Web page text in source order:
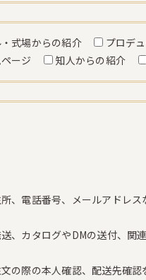
・式場からの紹介 プロデ
ページ
知人からの紹介
電話番号、メールアドレ
、カタログやDMの送付、
の際の本人確認、配送先確認